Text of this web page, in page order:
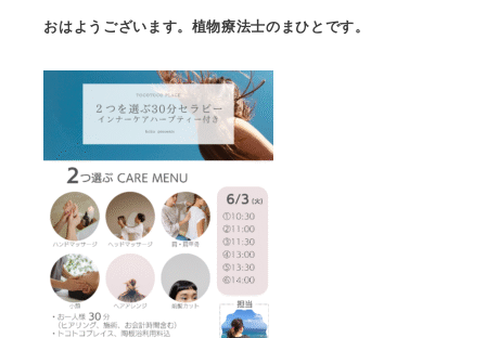
おはようございます。植物療法士のまひとです。